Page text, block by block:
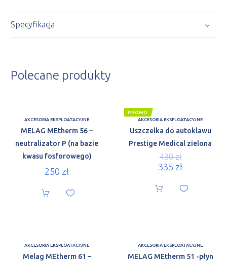
Specyfikacja
Polecane produkty
AKCESORIA EKSPLOATACYJNE
MELAG MEtherm 56 –
neutralizator P (na bazie
kwasu fosforowego)
250 zł
PROMO
AKCESORIA EKSPLOATACYJNE
Uszczelka do autoklawu
Prestige Medical zielona
430zł
335 zł
AKCESORIA EKSPLOATACYJNE
Melag MEtherm 61 –
AKCESORIA EKSPLOATACYJNE
MELAG MEtherm 51 -płyn